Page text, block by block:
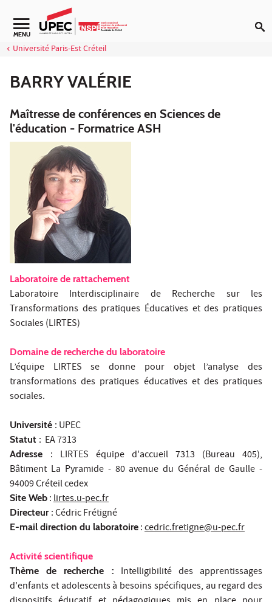
Aller au contenu
Navigation secondaire
MENU
Université Paris-Est Créteil
BARRY VALÉRIE
Maîtresse de conférences en Sciences de
l'éducation - Formatrice ASH
Laboratoire de rattachement
Laboratoire Interdisciplinaire de Recherche sur les
Transformations des pratiques Éducatives et des pratiques
Sociales (LIRTES)
Domaine de recherche du laboratoire
L’équipe LIRTES se donne pour objet l’analyse des
transformations des pratiques éducatives et des pratiques
sociales.
Université : UPEC
Statut : EA 7313
Adresse : LIRTES équipe d'accueil 7313 (Bureau 405),
Bâtiment La Pyramide - 80 avenue du Général de Gaulle -
94009 Créteil cedex
Site Web :lirtes.u-pec.fr
Directeur : Cédric Frétigné
E-mail direction du laboratoire :cedric.fretigne@u-pec.fr
Activité scientifique
Thème de recherche :
Intelligibilité des apprentissages
d'enfants et adolescents à besoins spécifiques, au regard des